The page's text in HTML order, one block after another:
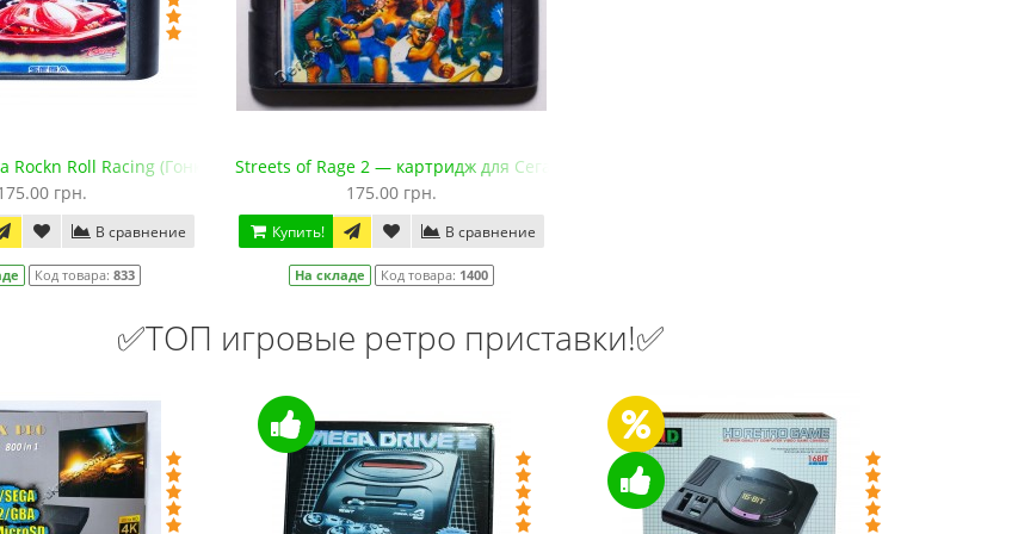
Rockn Roll Racing (Гонки под рокнролл)
грн.
В сравнение
Код товара: 833
Streets of Rage 2 — картридж для Сега Мега Драйв 2 (Стритс оф Рейдж 2)
175.00 грн.
Купить! В сравнение
На складе Код товара: 1400
✅ТОП игровые ретро приставки!✅